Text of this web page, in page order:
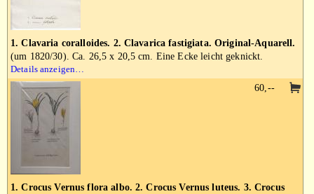
1. Clavaria coralloides. 2. Clavarica fastigiata. Original-Aquarell.
(um 1820/30). Ca. 26,5 x 20,5 cm. Eine Ecke leicht geknickt.
Details anzeigen…
1. Crocus Vernus flora albo. 2. Crocus Vernus luteus. 3. Crocus
60,--